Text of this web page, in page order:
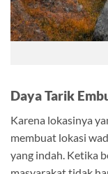
Daya Tarik
Karena lokasinya
membuat lokasi
yang indah. Ketika